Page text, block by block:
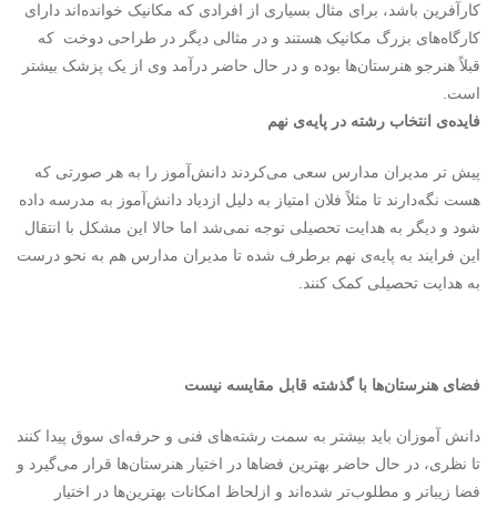
کارآفرین باشد، برای مثال بسیاری از افرادی که مکانیک خوانده‌اند دارای
کارگاه‌های بزرگ مکانیک هستند و در مثالی دیگر در طراحی دوخت که
قبلاً هنرجو هنرستان‌ها بوده و در حال حاضر درآمد وی از یک پزشک بیشتر
است.
فایده‌ی انتخاب رشته در پایه‌ی نهم
پیش تر مدیران مدارس سعی می‌کردند دانش‌آموز را به هر صورتی که
هست نگه‌دارند تا مثلاً فلان امتیاز به دلیل ازدیاد دانش‌آموز به مدرسه داده
شود و دیگر به هدایت تحصیلی توجه نمی‌شد اما حالا این مشکل با انتقال
این فرایند به پایه‌ی نهم برطرف شده تا مدیران مدارس هم به نحو درست
به هدایت تحصیلی کمک کنند.
فضای هنرستان‌ها با گذشته قابل مقایسه نیست
دانش آموزان باید بیشتر به سمت رشته‌های فنی و حرفه‌ای سوق پیدا کنند
تا نظری، در حال حاضر بهترین فضاها در اختیار هنرستان‌ها قرار می‌گیرد و
فضا زیباتر و مطلوب‌تر شده‌اند و ازلحاظ امکانات بهترین‌ها در اختیار